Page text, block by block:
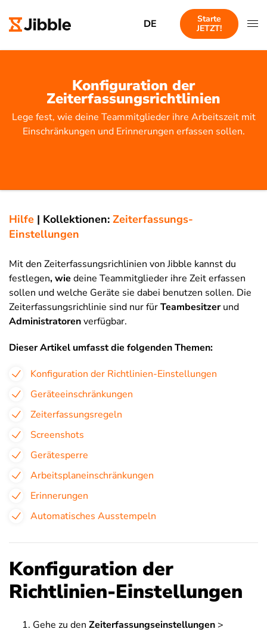
DE
Starte
JETZT!
Konfiguration der
Zeiterfassungsrichtlinien
Lege fest, wie deine Teammitglieder ihre Arbeitszeit mit
Einschränkungen und Erinnerungen erfassen sollen.
Hilfe | Kollektionen: Zeiterfassungs-
Einstellungen
Mit den Zeiterfassungsrichlinien von Jibble kannst du
festlegen, wie deine Teammitglieder ihre Zeit erfassen
sollen und welche Geräte sie dabei benutzen sollen. Die
Zeiterfassungsrichlinie sind nur fürTeambesitzerund
Administratorenverfügbar.
Dieser Artikel umfasst die folgenden Themen:
Konfiguration der Richtlinien-Einstellungen
Geräteeinschränkungen
Zeiterfassungsregeln
Screenshots
Gerätesperre
Arbeitsplaneinschränkungen
Erinnerungen
Automatisches Ausstempeln
Konfiguration der
Richtlinien-Einstellungen
Gehe zu den Zeiterfassungseinstellungen >